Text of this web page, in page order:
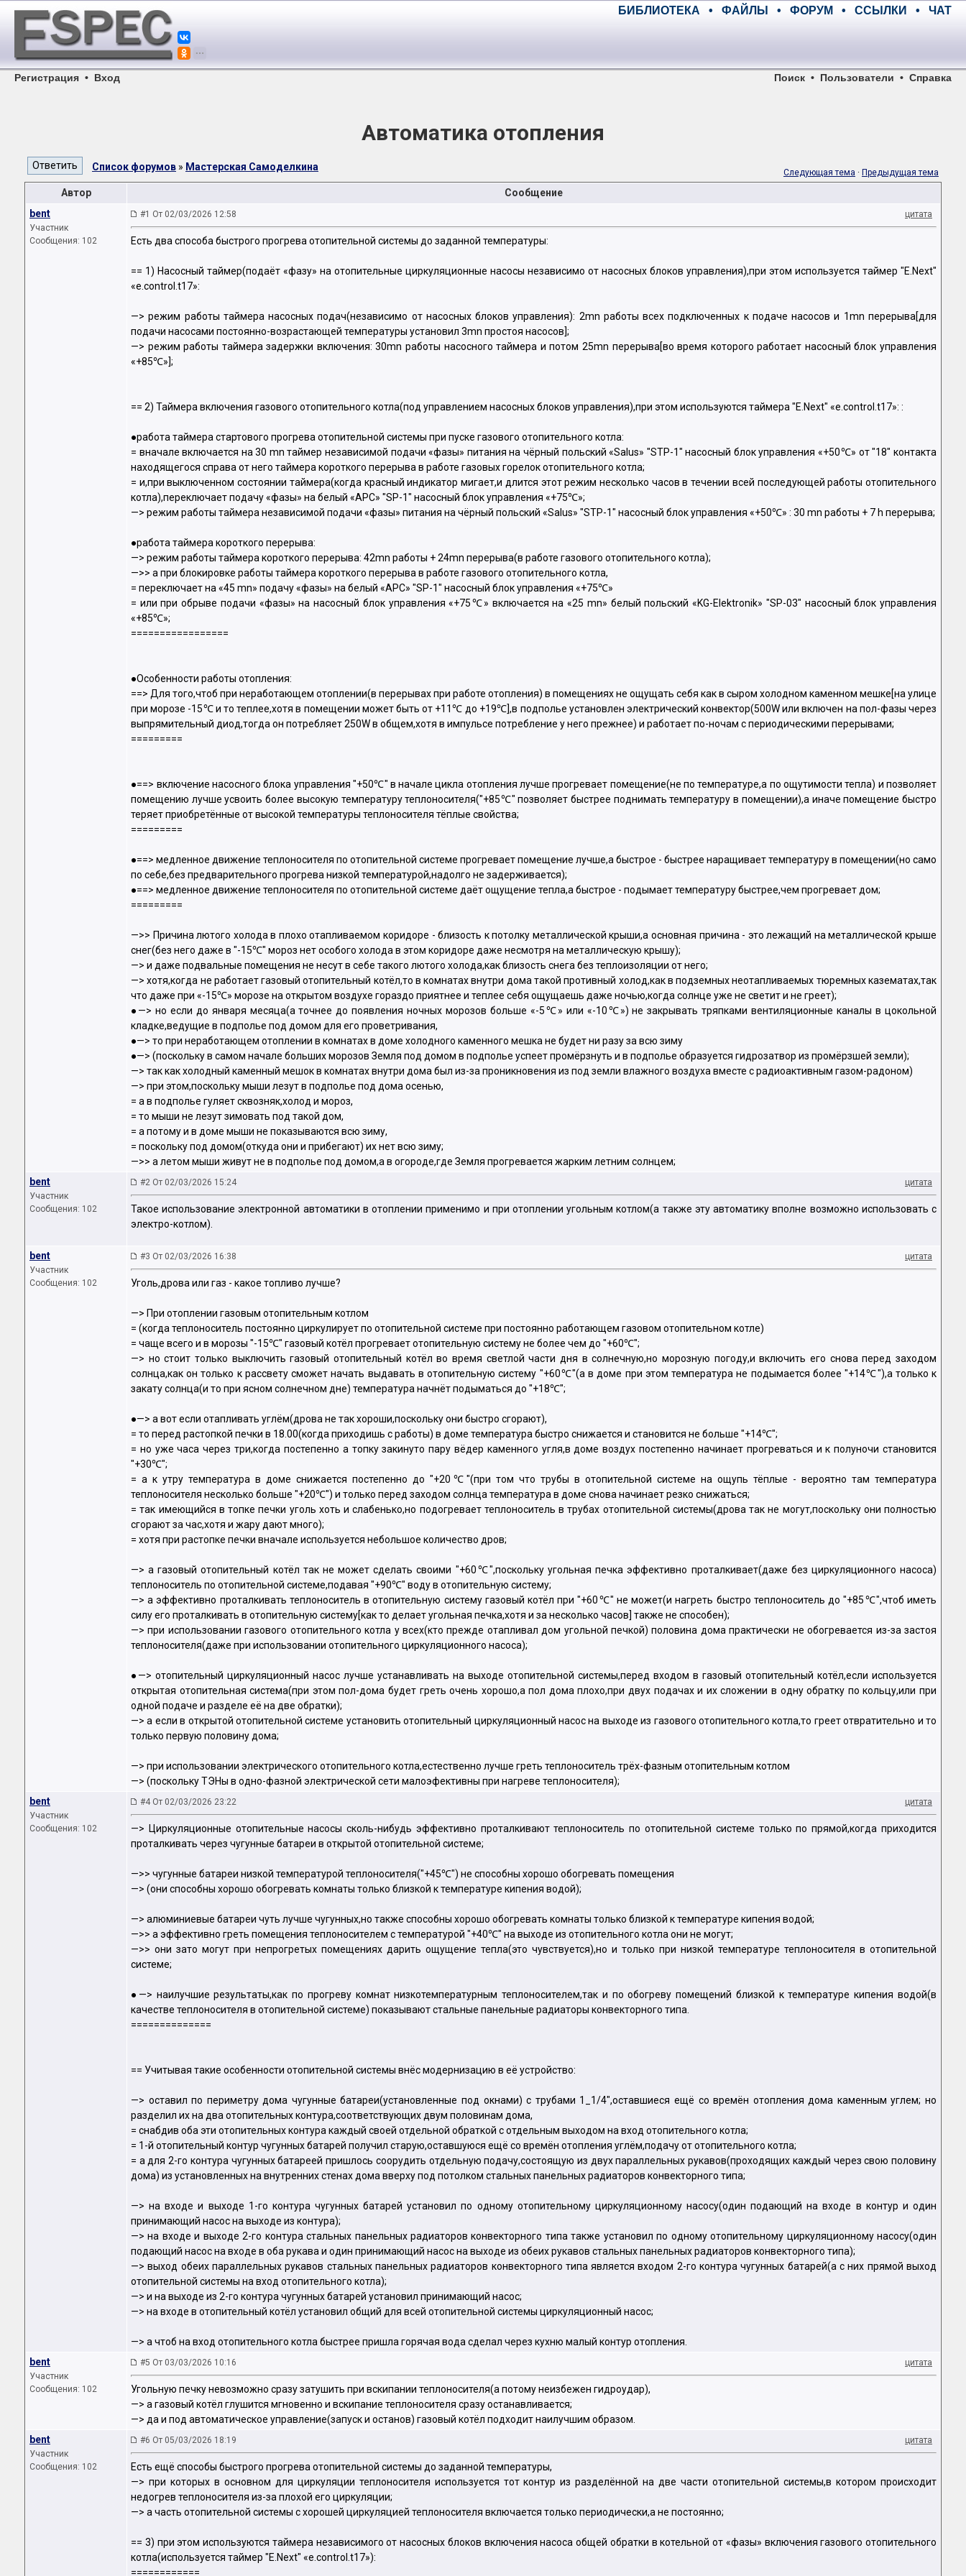
БИБЛИОТЕКА • ФАЙЛЫ • ФОРУМ • ССЫЛКИ • ЧАТ
Регистрация • Вход Поиск • Пользователи • Справка
Автоматика отопления
Список форумов » Мастерская Самоделкина Следующая тема · Предыдущая тема
Автор
Сообщение
bent
Участник
Сообщения: 102
#1 От 02/03/2026 12:58 цитата
Есть два способа быстрого прогрева отопительной системы до заданной температуры:
== 1) Насосный таймер(подаёт «фазу» на отопительные циркуляционные насосы независимо от насосных блоков управления),при этом используется таймер "E.Next"
«e.control.t17»:
—> режим работы таймера насосных подач(независимо от насосных блоков управления): 2mn работы всех подключенных к подаче насосов и 1mn перерыва[для
подачи насосами постоянно-возрастающей температуры установил 3mn простоя насосов];
—> режим работы таймера задержки включения: 30mn работы насосного таймера и потом 25mn перерыва[во время которого работает насосный блок управления
«+85℃»];
== 2) Таймера включения газового отопительного котла(под управлением насосных блоков управления),при этом используются таймера "E.Next" «e.control.t17»: :
●работа таймера стартового прогрева отопительной системы при пуске газового отопительного котла:
= вначале включается на 30 mn таймер независимой подачи «фазы» питания на чёрный польский «Salus» "STP-1" насосный блок управления «+50℃» от "18" контакта
находящегося справа от него таймера короткого перерыва в работе газовых горелок отопительного котла;
= и,при выключенном состоянии таймера(когда красный индикатор мигает,и длится этот режим несколько часов в течении всей последующей работы отопительного
котла),переключает подачу «фазы» на белый «APC» "SP-1" насосный блок управления «+75℃»;
—> режим работы таймера независимой подачи «фазы» питания на чёрный польский «Salus» "STP-1" насосный блок управления «+50℃» : 30 mn работы + 7 h перерыва;
●работа таймера короткого перерыва:
—> режим работы таймера короткого перерыва: 42mn работы + 24mn перерыва(в работе газового отопительного котла);
—>> а при блокировке работы таймера короткого перерыва в работе газового отопительного котла,
= переключает на «45 mn» подачу «фазы» на белый «APC» "SP-1" насосный блок управления «+75℃»
= или при обрыве подачи «фазы» на насосный блок управления «+75℃» включается на «25 mn» белый польский «KG-Elektronik» "SP-03" насосный блок управления
«+85℃»;
=================
●Особенности работы отопления:
==> Для того,чтоб при неработающем отоплении(в перерывах при работе отопления) в помещениях не ощущать себя как в сыром холодном каменном мешке[на улице
при морозе -15℃ и то теплее,хотя в помещении может быть от +11℃ до +19℃],в подполье установлен электрический конвектор(500W или включен на пол-фазы через
выпрямительный диод,тогда он потребляет 250W в общем,хотя в импульсе потребление у него прежнее) и работает по-ночам с периодическими перерывами;
=========
●==> включение насосного блока управления "+50℃" в начале цикла отопления лучше прогревает помещение(не по температуре,а по ощутимости тепла) и позволяет
помещению лучше усвоить более высокую температуру теплоносителя("+85℃" позволяет быстрее поднимать температуру в помещении),а иначе помещение быстро
теряет приобретённые от высокой температуры теплоносителя тёплые свойства;
=========
●==> медленное движение теплоносителя по отопительной системе прогревает помещение лучше,а быстрое - быстрее наращивает температуру в помещении(но само
по себе,без предварительного прогрева низкой температурой,надолго не задерживается);
●==> медленное движение теплоносителя по отопительной системе даёт ощущение тепла,а быстрое - подымает температуру быстрее,чем прогревает дом;
=========
—>> Причина лютого холода в плохо отапливаемом коридоре - близость к потолку металлической крыши,а основная причина - это лежащий на металлической крыше
снег(без него даже в "-15℃" мороз нет особого холода в этом коридоре даже несмотря на металлическую крышу);
—> и даже подвальные помещения не несут в себе такого лютого холода,как близость снега без теплоизоляции от него;
—> хотя,когда не работает газовый отопительный котёл,то в комнатах внутри дома такой противный холод,как в подземных неотапливаемых тюремных казематах,так
что даже при «-15℃» морозе на открытом воздухе гораздо приятнее и теплее себя ощущаешь даже ночью,когда солнце уже не светит и не греет);
●—> но если до января месяца(а точнее до появления ночных морозов больше «-5℃» или «-10℃») не закрывать тряпками вентиляционные каналы в цокольной
кладке,ведущие в подполье под домом для его проветривания,
●—> то при неработающем отоплении в комнатах в доме холодного каменного мешка не будет ни разу за всю зиму
●—> (поскольку в самом начале больших морозов Земля под домом в подполье успеет промёрзнуть и в подполье образуется гидрозатвор из промёрзшей земли);
—> так как холодный каменный мешок в комнатах внутри дома был из-за проникновения из под земли влажного воздуха вместе с радиоактивным газом-радоном)
—> при этом,поскольку мыши лезут в подполье под дома осенью,
= а в подполье гуляет сквозняк,холод и мороз,
= то мыши не лезут зимовать под такой дом,
= а потому и в доме мыши не показываются всю зиму,
= поскольку под домом(откуда они и прибегают) их нет всю зиму;
—>> а летом мыши живут не в подполье под домом,а в огороде,где Земля прогревается жарким летним солнцем;
bent
Участник
Сообщения: 102
#2 От 02/03/2026 15:24 цитата
Такое использование электронной автоматики в отоплении применимо и при отоплении угольным котлом(а также эту автоматику вполне возможно использовать с
электро-котлом).
bent
Участник
Сообщения: 102
#3 От 02/03/2026 16:38 цитата
Уголь,дрова или газ - какое топливо лучше?
—> При отоплении газовым отопительным котлом
= (когда теплоноситель постоянно циркулирует по отопительной системе при постоянно работающем газовом отопительном котле)
= чаще всего и в морозы "-15℃" газовый котёл прогревает отопительную систему не более чем до "+60℃";
—> но стоит только выключить газовый отопительный котёл во время светлой части дня в солнечную,но морозную погоду,и включить его снова перед заходом
солнца,как он только к рассвету сможет начать выдавать в отопительную систему "+60℃"(а в доме при этом температура не подымается более "+14℃"),а только к
закату солнца(и то при ясном солнечном дне) температура начнёт подыматься до "+18℃";
●—> а вот если отапливать углём(дрова не так хороши,поскольку они быстро сгорают),
= то перед растопкой печки в 18.00(когда приходишь с работы) в доме температура быстро снижается и становится не больше "+14℃";
= но уже часа через три,когда постепенно а топку закинуто пару вёдер каменного угля,в доме воздух постепенно начинает прогреваться и к полуночи становится
"+30℃";
= а к утру температура в доме снижается постепенно до "+20℃"(при том что трубы в отопительной системе на ощупь тёплые - вероятно там температура
теплоносителя несколько больше "+20℃") и только перед заходом солнца температура в доме снова начинает резко снижаться;
= так имеющийся в топке печки уголь хоть и слабенько,но подогревает теплоноситель в трубах отопительной системы(дрова так не могут,поскольку они полностью
сгорают за час,хотя и жару дают много);
= хотя при растопке печки вначале используется небольшое количество дров;
—> а газовый отопительный котёл так не может сделать своими "+60℃",поскольку угольная печка эффективно проталкивает(даже без циркуляционного насоса)
теплоноситель по отопительной системе,подавая "+90℃" воду в отопительную систему;
—> а эффективно проталкивать теплоноситель в отопительную систему газовый котёл при "+60℃" не может(и нагреть быстро теплоноситель до "+85℃",чтоб иметь
силу его проталкивать в отопительную систему[как то делает угольная печка,хотя и за несколько часов] также не способен);
—> при использовании газового отопительного котла у всех(кто прежде отапливал дом угольной печкой) половина дома практически не обогревается из-за застоя
теплоносителя(даже при использовании отопительного циркуляционного насоса);
●—> отопительный циркуляционный насос лучше устанавливать на выходе отопительной системы,перед входом в газовый отопительный котёл,если используется
открытая отопительная система(при этом пол-дома будет греть очень хорошо,а пол дома плохо,при двух подачах и их сложении в одну обратку по кольцу,или при
одной подаче и разделе её на две обратки);
—> а если в открытой отопительной системе установить отопительный циркуляционный насос на выходе из газового отопительного котла,то греет отвратительно и то
только первую половину дома;
—> при использовании электрического отопительного котла,естественно лучше греть теплоноситель трёх-фазным отопительным котлом
—> (поскольку ТЭНы в одно-фазной электрической сети малоэфективны при нагреве теплоносителя);
bent
Участник
Сообщения: 102
#4 От 02/03/2026 23:22 цитата
—> Циркуляционные отопительные насосы сколь-нибудь эффективно проталкивают теплоноситель по отопительной системе только по прямой,когда приходится
проталкивать через чугунные батареи в открытой отопительной системе;
—>> чугунные батареи низкой температурой теплоносителя("+45℃") не способны хорошо обогревать помещения
—> (они способны хорошо обогревать комнаты только близкой к температуре кипения водой);
—> алюминиевые батареи чуть лучше чугунных,но также способны хорошо обогревать комнаты только близкой к температуре кипения водой;
—>> а эффективно греть помещения теплоносителем с температурой "+40℃" на выходе из отопительного котла они не могут;
—>> они зато могут при непрогретых помещениях дарить ощущение тепла(это чувствуется),но и только при низкой температуре теплоносителя в отопительной
системе;
●—> наилучшие результаты,как по прогреву комнат низкотемпературным теплоносителем,так и по обогреву помещений близкой к температуре кипения водой(в
качестве теплоносителя в отопительной системе) показывают стальные панельные радиаторы конвекторного типа.
==============
== Учитывая такие особенности отопительной системы внёс модернизацию в её устройство:
—> оставил по периметру дома чугунные батареи(установленные под окнами) с трубами 1_1/4",оставшиеся ещё со времён отопления дома каменным углем; но
разделил их на два отопительных контура,соответствующих двум половинам дома,
= снабдив оба эти отопительных контура каждый своей отдельной обраткой с отдельным выходом на вход отопительного котла;
= 1-й отопительный контур чугунных батарей получил старую,оставшуюся ещё со времён отопления углём,подачу от отопительного котла;
= а для 2-го контура чугунных батареей пришлось соорудить отдельную подачу,состоящую из двух параллельных рукавов(проходящих каждый через свою половину
дома) из установленных на внутренних стенах дома вверху под потолком стальных панельных радиаторов конвекторного типа;
—> на входе и выходе 1-го контура чугунных батарей установил по одному отопительному циркуляционному насосу(один подающий на входе в контур и один
принимающий насос на выходе из контура);
—> на входе и выходе 2-го контура стальных панельных радиаторов конвекторного типа также установил по одному отопительному циркуляционному насосу(один
подающий насос на входе в оба рукава и один принимающий насос на выходе из обеих рукавов стальных панельных радиаторов конвекторного типа);
—> выход обеих параллельных рукавов стальных панельных радиаторов конвекторного типа является входом 2-го контура чугунных батарей(а с них прямой выход
отопительной системы на вход отопительного котла);
—> и на выходе из 2-го контура чугунных батарей установил принимающий насос;
—> на входе в отопительный котёл установил общий для всей отопительной системы циркуляционный насос;
—> а чтоб на вход отопительного котла быстрее пришла горячая вода сделал через кухню малый контур отопления.
bent
Участник
Сообщения: 102
#5 От 03/03/2026 10:16 цитата
Угольную печку невозможно сразу затушить при вскипании теплоносителя(а потому неизбежен гидроудар),
—> а газовый котёл глушится мгновенно и вскипание теплоносителя сразу останавливается;
—> да и под автоматическое управление(запуск и останов) газовый котёл подходит наилучшим образом.
bent
Участник
Сообщения: 102
#6 От 05/03/2026 18:19 цитата
Есть ещё способы быстрого прогрева отопительной системы до заданной температуры,
—> при которых в основном для циркуляции теплоносителя используется тот контур из разделённой на две части отопительной системы,в котором происходит
недогрев теплоносителя из-за плохой его циркуляции;
—> а часть отопительной системы с хорошей циркуляцией теплоносителя включается только периодически,а не постоянно;
== 3) при этом используются таймера независимого от насосных блоков включения насоса общей обратки в котельной от «фазы» включения газового отопительного
котла(используется таймер "E.Next" «e.control.t17»):
============